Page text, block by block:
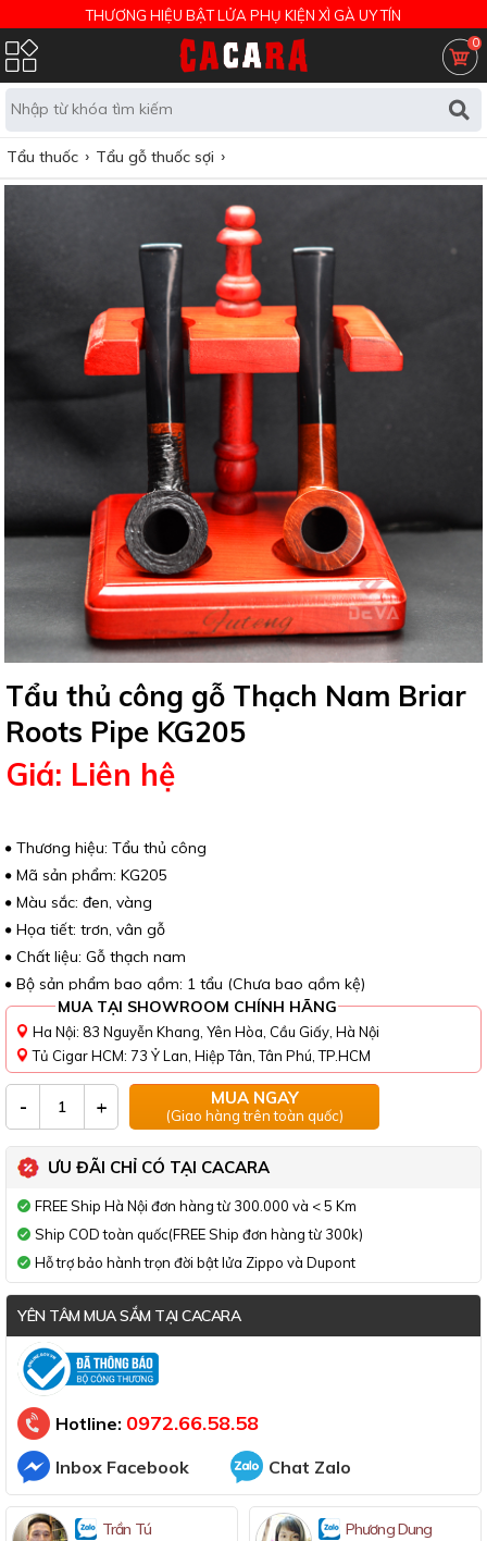
THƯƠNG HIỆU BẬT LỬA PHỤ KIỆN XÌ GÀ UY TÍN
0
Tẩu thuốc Tẩu gỗ thuốc sợi
Tẩu thủ công gỗ Thạch Nam Briar
Roots Pipe KG205
Giá: Liên hệ
Thương hiệu: Tẩu thủ công
Mã sản phẩm: KG205
Màu sắc: đen, vàng
Họa tiết: trơn, vân gỗ
Chất liệu: Gỗ thạch nam
Bộ sản phẩm bao gồm: 1 tẩu (Chưa bao gồm kệ)
MUA TẠI SHOWROOM CHÍNH HÃNG
Ha Nội: 83 Nguyễn Khang, Yên Hòa, Cầu Giấy, Hà Nội
Tủ Cigar HCM: 73 Ỷ Lan, Hiệp Tân, Tân Phú, TP.HCM
- + MUA NGAY
(Giao hàng trên toàn quốc)
ƯU ĐÃI CHỈ CÓ TẠI CACARA
FREE Ship Hà Nội đơn hàng từ 300.000 và < 5 Km
Ship COD toàn quốc(FREE Ship đơn hàng từ 300k)
Hỗ trợ bảo hành trọn đời bật lửa Zippo và Dupont
YÊN TÂM MUA SẮM TẠI CACARA
Đã thông báo Bộ Công Thương
Hotline: 0972.66.58.58
Inbox Facebook Chat Zalo
Trần Tú Phương Dung